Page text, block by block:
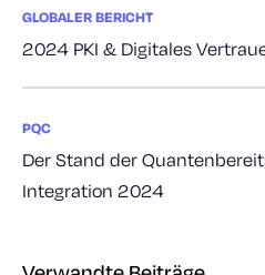
GLOBALER BERICHT
2024 PKI & Digitales
PQC
Der Stand der
Integration 2024